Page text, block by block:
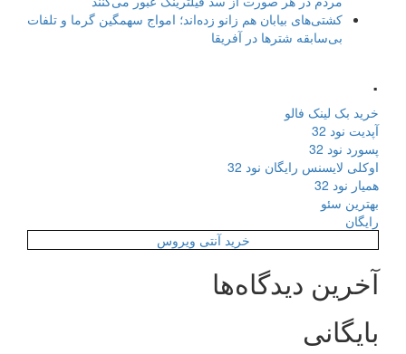
کشتی‌های بیابان هم زانو زده‌اند؛ امواج سهمگین گرما و تلفات
بی‌سابقه شترها در آفریقا
.
خرید بک لینک فالو
آپدیت نود 32
پسورد نود 32
اوکلی لایسنس رایگان نود 32
همیار نود 32
بهترین سئو
رایگان
خرید آنتی ویروس
آخرین دیدگاه‌ها
بایگانی